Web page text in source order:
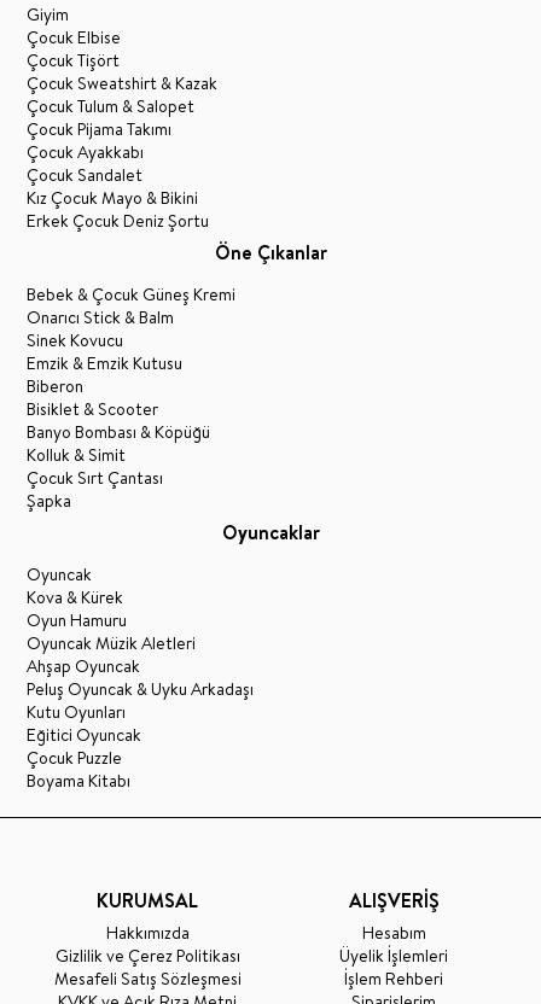
Giyim
Çocuk Elbise
Çocuk Tişört
Çocuk Sweatshirt & Kazak
Çocuk Tulum & Salopet
Çocuk Pijama Takımı
Çocuk Ayakkabı
Çocuk Sandalet
Kız Çocuk Mayo & Bikini
Erkek Çocuk Deniz Şortu
Öne Çıkanlar
Bebek & Çocuk Güneş Kremi
Onarıcı Stick & Balm
Sinek Kovucu
Emzik & Emzik Kutusu
Biberon
Bisiklet & Scooter
Banyo Bombası & Köpüğü
Kolluk & Simit
Çocuk Sırt Çantası
Şapka
Oyuncaklar
Oyuncak
Kova & Kürek
Oyun Hamuru
Oyuncak Müzik Aletleri
Ahşap Oyuncak
Peluş Oyuncak & Uyku Arkadaşı
Kutu Oyunları
Eğitici Oyuncak
Çocuk Puzzle
Boyama Kitabı
KURUMSAL
Hakkımızda
Gizlilik ve Çerez Politikası
Mesafeli Satış Sözleşmesi
ALIŞVERİŞ
Hesabım
Üyelik İşlemleri
İşlem Rehberi